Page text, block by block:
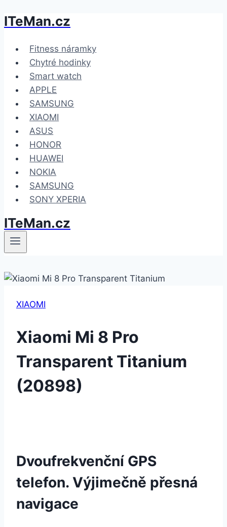
Přeskočit
obsah
ITeMan.cz
Fitness náramky
Chytré hodinky
Smart watch
APPLE
SAMSUNG
XIAOMI
ASUS
HONOR
HUAWEI
NOKIA
SAMSUNG
SONY XPERIA
ITeMan.cz
XIAOMI
Xiaomi Mi 8 Pro
Transparent Titanium
(20898)
Dvoufrekvenční GPS
telefon. Výjimečně přesná
navigace